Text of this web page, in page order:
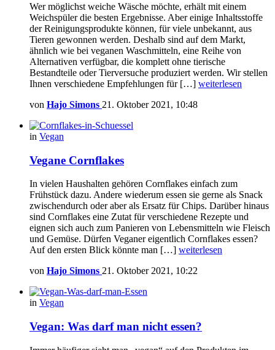
Wer möglichst weiche Wäsche möchte, erhält mit einem
Weichspüler die besten Ergebnisse. Aber einige Inhaltsstoffe
der Reinigungsprodukte können, für viele unbekannt, aus
Tieren gewonnen werden. Deshalb sind auf dem Markt,
ähnlich wie bei veganen Waschmitteln, eine Reihe von
Alternativen verfügbar, die komplett ohne tierische
Bestandteile oder Tierversuche produziert werden. Wir stellen
Ihnen verschiedene Empfehlungen für […] weiterlesen
von Hajo Simons 21. Oktober 2021, 10:48
in Vegan
Vegane Cornflakes
In vielen Haushalten gehören Cornflakes einfach zum
Frühstück dazu. Andere wiederum essen sie gerne als Snack
zwischendurch oder aber als Ersatz für Chips. Darüber hinaus
sind Cornflakes eine Zutat für verschiedene Rezepte und
eignen sich auch zum Panieren von Lebensmitteln wie Fleisch
und Gemüse. Dürfen Veganer eigentlich Cornflakes essen?
Auf den ersten Blick könnte man […] weiterlesen
von Hajo Simons 21. Oktober 2021, 10:22
in Vegan
Vegan: Was darf man nicht essen?